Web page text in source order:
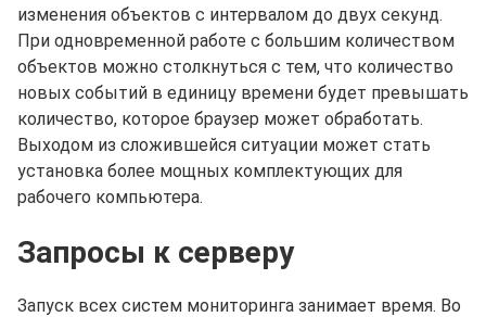
изменения объектов с интервалом до двух секунд.
При одновременной работе с большим количеством
объектов можно столкнуться с тем, что количество
новых событий в единицу времени будет превышать
количество, которое браузер может обработать.
Выходом из сложившейся ситуации может стать
установка более мощных комплектующих для
рабочего компьютера.
Запросы к серверу
Запуск всех систем мониторинга занимает время. Во